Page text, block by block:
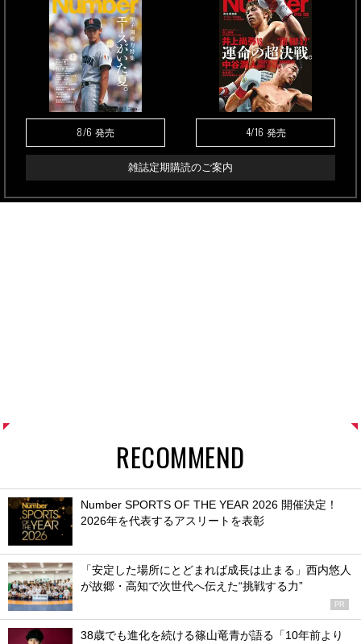
8/6 発売 4/16 発売
雑誌定期購読のご案内
RECOMMEND
Number SPORTS OF THE YEAR 2026 開催決定！
2026年を代表するアスリートを表彰
「安定した場所にとどまれば成長は止まる」西内悠人
が故郷・高知で次世代へ伝えた“挑戦する力”
PR
38歳でも進化を続ける篠山竜青が語る「10年前より